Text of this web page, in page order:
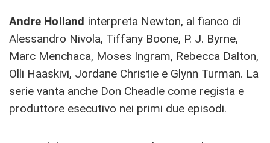
Andre Holland interpreta Newton, al fianco di
Alessandro Nivola, Tiffany Boone, P. J. Byrne,
Marc Menchaca, Moses Ingram, Rebecca Dalton,
Olli Haaskivi, Jordane Christie e Glynn Turman. La
serie vanta anche Don Cheadle come regista e
produttore esecutivo nei primi due episodi.